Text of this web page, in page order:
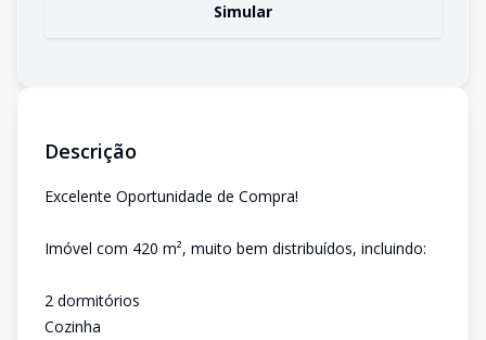
Simular
Descrição
Excelente Oportunidade de Compra!
Imóvel com 420 m², muito bem distribuídos, incluindo:
2 dormitórios
Cozinha